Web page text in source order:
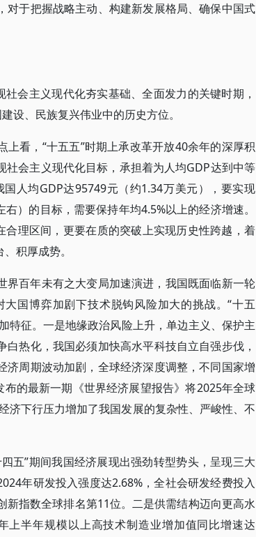
于把握战略主动、构建新发展格局、确保中国式
会主义现代化夯实基础、全面发力的关键时期，
设、民族复兴伟业中的历史方位。
看，“十五五”时期上承改革开放40余年的深厚积
社会主义现代化目标，承担着为人均GDP达到中等
人均GDP达95749元（约1.34万美元），要实现
）的目标，需要保持年均4.5%以上的经济增速。
理区间，更要在质的突破上实现历史性跨越，着
积厚成势。
百年未有之大变局加速演进，我国既面临新一轮
国博弈加剧下技术脱钩风险加大的挑战。“十五
特征。一是地缘政治风险上升，单边主义、保护主
热化，我国必须加快高水平科技自立自强步伐，
周期波动加剧，全球经济深度调整，不同国家增
的最新一期《世界经济展望报告》将2025年全球
济下行压力增加了我国发展的复杂性、严峻性、不
五”期间我国经济展现出强劲转型势头，呈现三大
年研发投入强度达2.68%，全社会研发经费投入
指数全球排名第11位。二是供需结构迈向更高水
上半年规模以上高技术制造业增加值同比增速达